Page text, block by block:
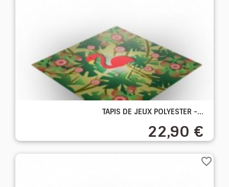
TAPIS DE JEUX POLYESTER -...
22,90 €
favorite_border